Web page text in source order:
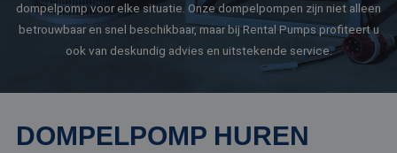
dompelpomp voor elke situatie. Onze dompelpompen zijn niet alleen
betrouwbaar en snel beschikbaar, maar bij Rental Pumps profiteert u
ook van deskundig advies en uitstekende service.
DOMPELPOMP HUREN